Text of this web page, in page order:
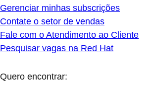
Gerenciar minhas subscrições
Contate o setor de vendas
Fale com o Atendimento ao Cliente
Pesquisar vagas na Red Hat
Quero encontrar: